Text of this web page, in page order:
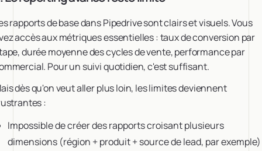
rapports de base dans Pipedrive sont clairs et visuels. Vous
accès aux métriques essentielles : taux de conversion par
durée moyenne des cycles de vente, performance par
Pour un suivi quotidien, c'est suffisant.
dès qu'on veut aller plus loin, les limites deviennent
:
Impossible de créer des rapports croisant plusieurs
dimensions (région + produit + source de lead, par exemple)